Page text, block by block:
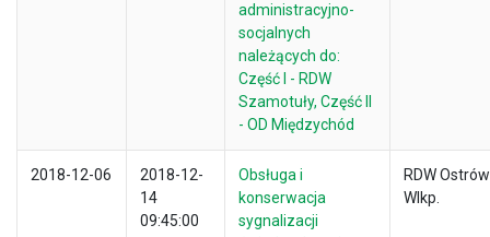
administracyjno-
socjalnych
należących do:
Część I - RDW
Szamotuły, Część II
- OD Międzychód
2018-12-06
2018-12-
14
09:45:00
Obsługa i
konserwacja
sygnalizacji
RDW Ostrów
Wlkp.